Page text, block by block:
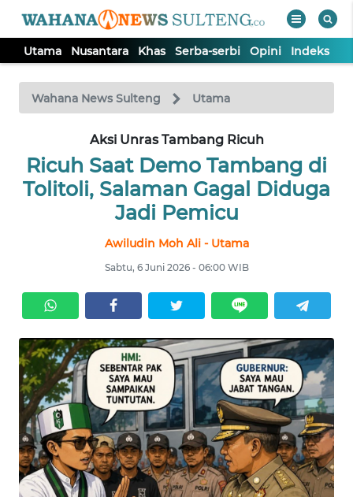
Utama Nusantara Khas Serba-serbi Opini Indeks
Wahana News Sulteng Utama
Aksi Unras Tambang Ricuh
Ricuh Saat Demo Tambang di
Tolitoli, Salaman Gagal Diduga
Jadi Pemicu
Awiludin Moh Ali - Utama
Sabtu, 6 Juni 2026 - 06:00 WIB
TV
Tutup
NUSANTARA
SERBI
OPINI
Informasi
INDEKS
BERITA
KONTAK
KAMI